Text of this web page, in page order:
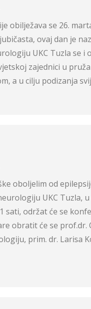
obilježava se 26.
ovaj dan je
UKC Tuzla se i
zajednici u
a u cilju podizanja
oboljelim od
UKC Tuzla,
sati, održat će se
obratit će se prof.dr.
prim. dr. Larisa